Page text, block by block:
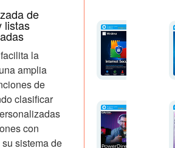
de
listas
la
amplia
de
clasificar
con
sistema de